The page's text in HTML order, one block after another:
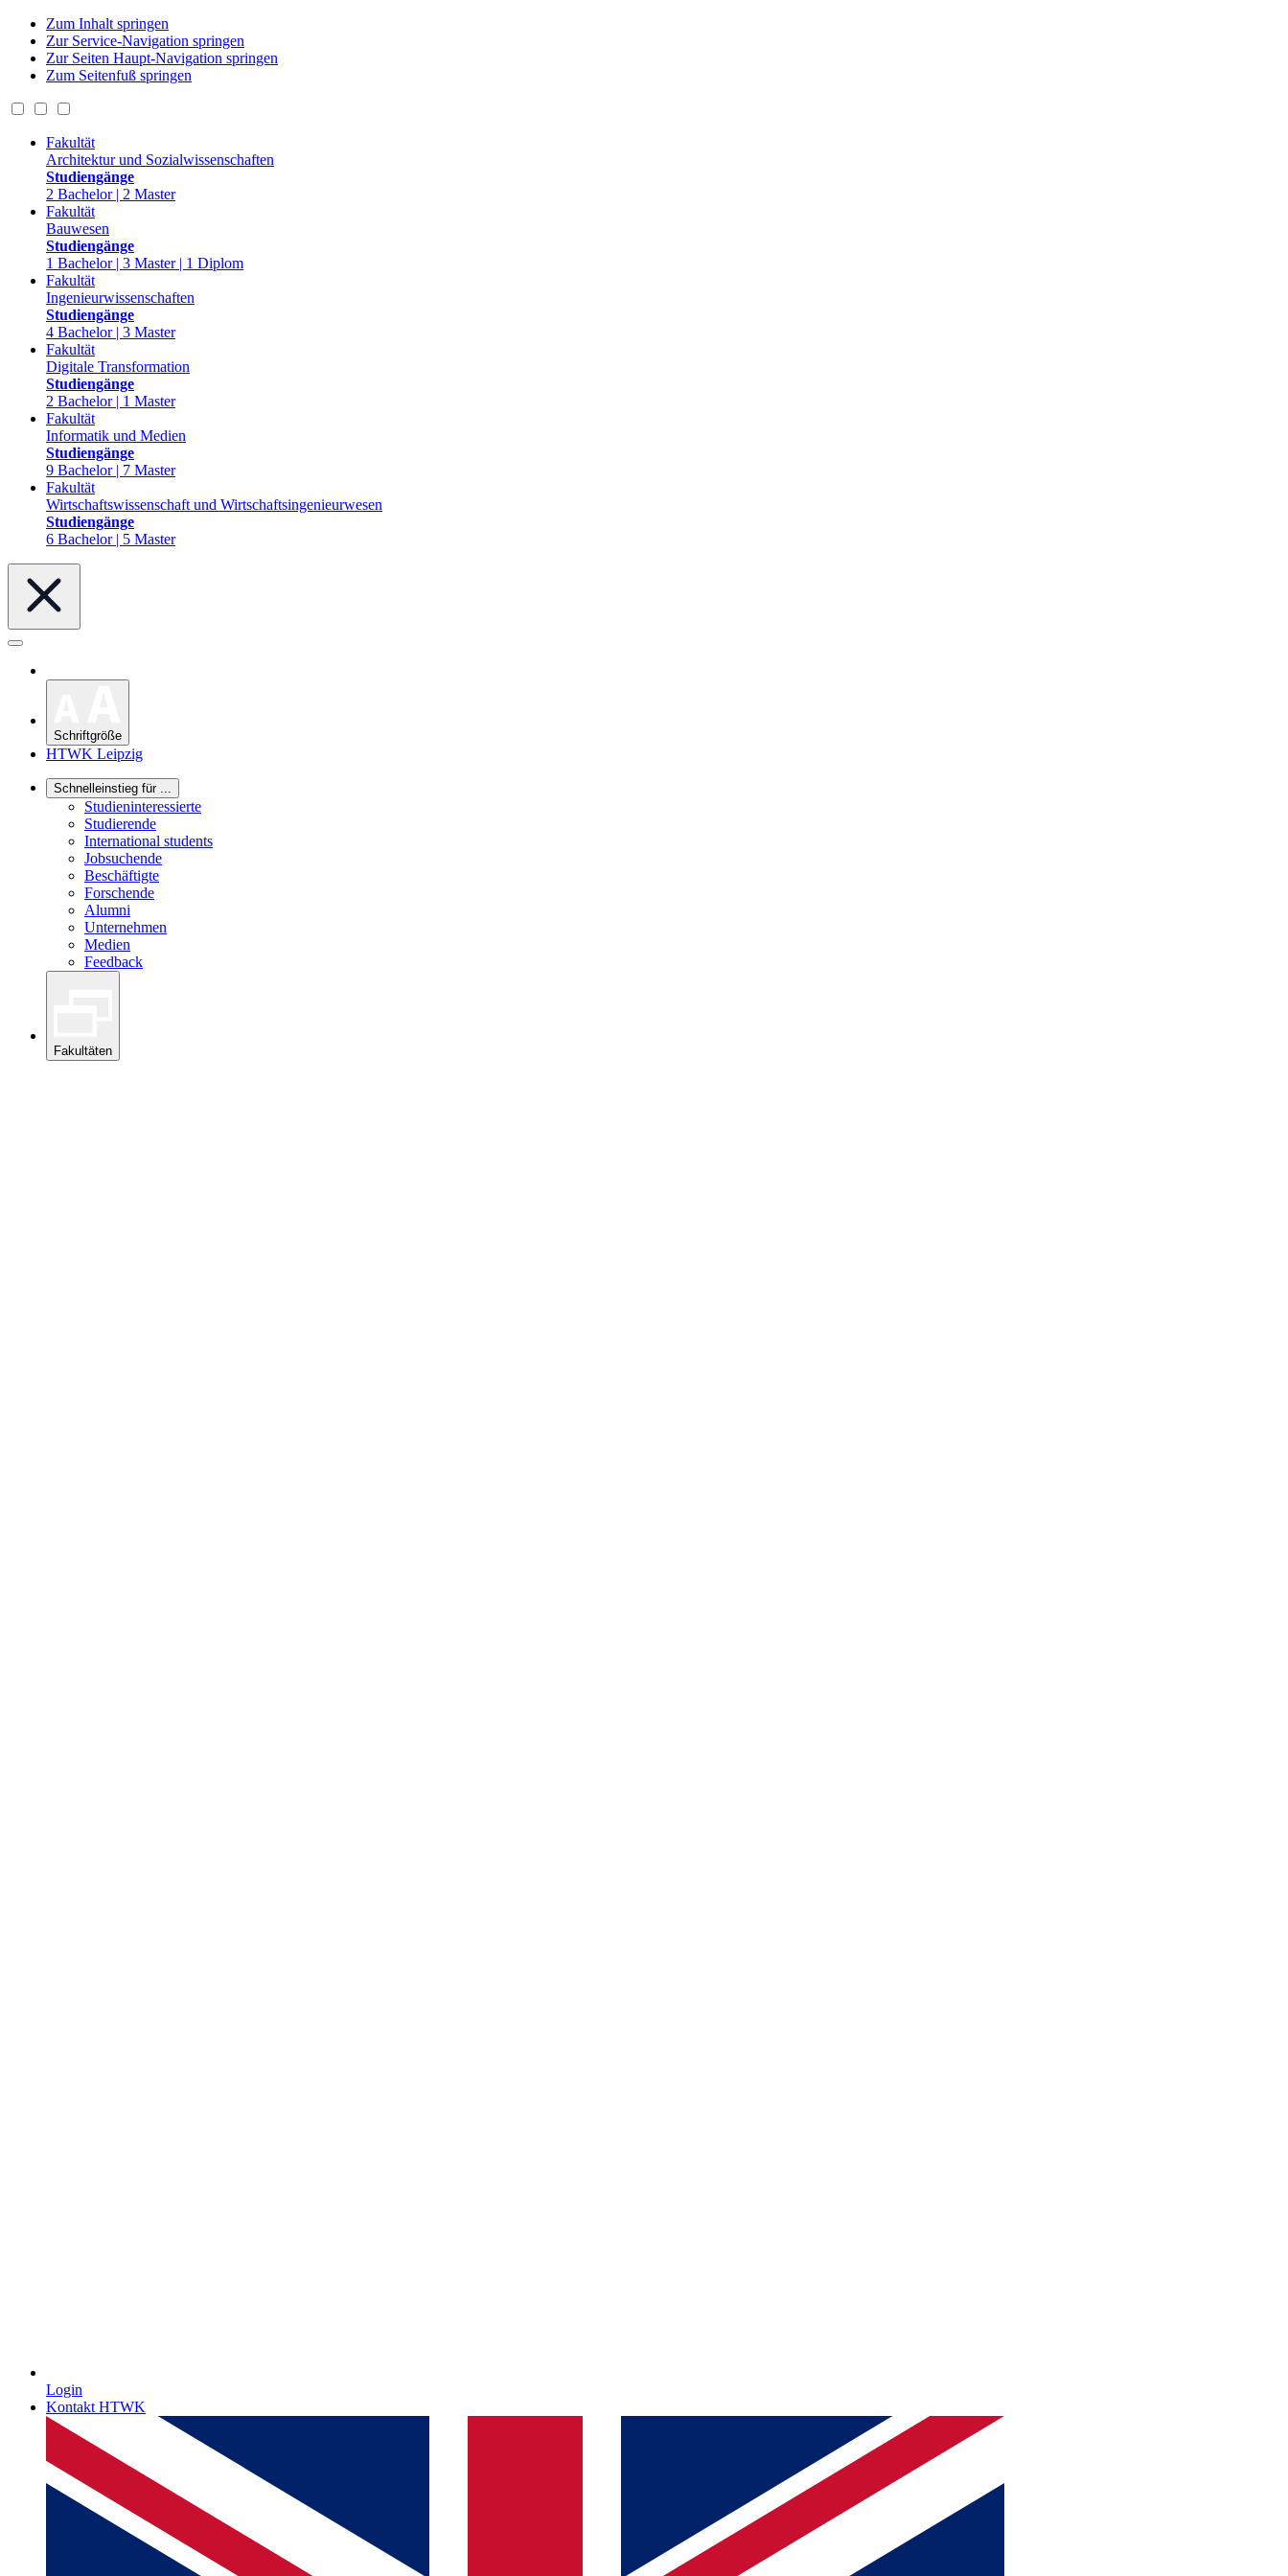
Zum Inhalt springen
Zur Service-Navigation springen
Zur Seiten Haupt-Navigation springen
Zum Seitenfuß springen
Fakultät
Architektur und Sozialwissenschaften
Studiengänge
2 Bachelor | 2 Master
Fakultät
Bauwesen
Studiengänge
1 Bachelor | 3 Master | 1 Diplom
Fakultät
Ingenieurwissenschaften
Studiengänge
4 Bachelor | 3 Master
Fakultät
Digitale Transformation
Studiengänge
2 Bachelor | 1 Master
Fakultät
Informatik und Medien
Studiengänge
9 Bachelor | 7 Master
Fakultät
Wirtschaftswissenschaft und Wirtschaftsingenieurwesen
Studiengänge
6 Bachelor | 5 Master
Schriftgröße
HTWK Leipzig
Schnelleinstieg für ...
Studieninteressierte
Studierende
International students
Jobsuchende
Beschäftigte
Forschende
Alumni
Unternehmen
Medien
Feedback
Fakultäten
Login
Kontakt HTWK